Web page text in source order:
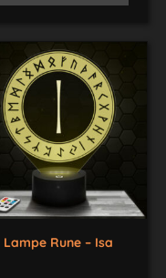
Lampe Rune – Isa